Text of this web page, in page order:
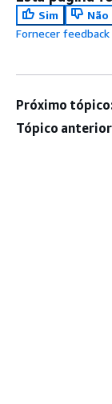
Sim
Não
Fornecer feedback
Próximo
Tópico